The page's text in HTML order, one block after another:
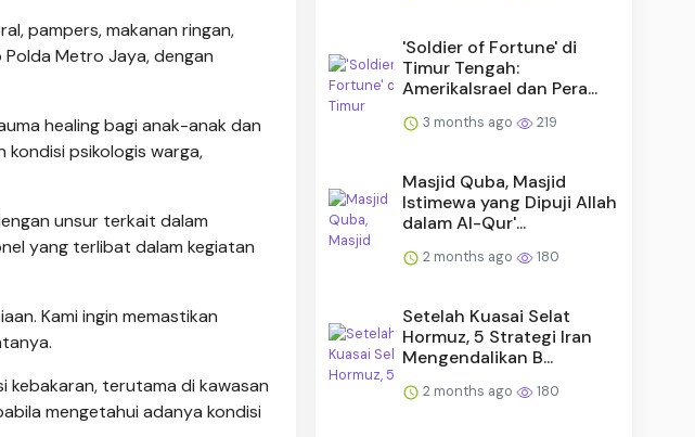
pampers, makanan ringan,
Metro Jaya, dengan
healing bagi anak-anak dan
kondisi psikologis warga,
unsur terkait dalam
yang terlibat dalam kegiatan
Kami ingin memastikan
terutama di kawasan
mengetahui adanya kondisi
'Soldier of Fortune' di
Timur Tengah:
AmerikaIsrael dan Pera...
3 months ago 219
Masjid Quba, Masjid
Istimewa yang Dipuji Allah
dalam Al-Qur'...
2 months ago 180
Setelah Kuasai Selat
Hormuz, 5 Strategi Iran
Mengendalikan B...
2 months ago 180